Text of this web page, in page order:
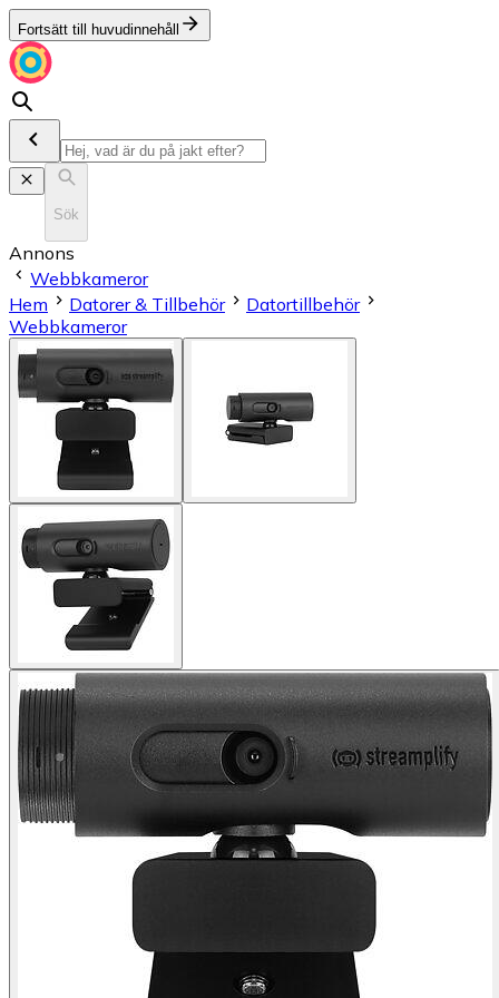
Fortsätt till huvudinnehåll
Sök
Annons
Webbkameror
Hem
Datorer & Tillbehör
Datortillbehör
Webbkameror